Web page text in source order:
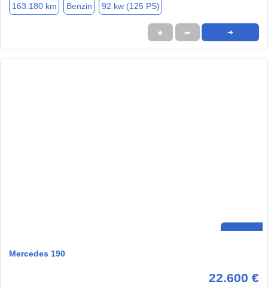
163.180 km Benzin 92 kw (125 PS)
★ ➦ ➜
Mercedes 190
22.600 €